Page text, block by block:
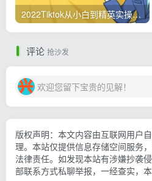
2022Tiktok从小白到精英实操，0-1保姆级实操全程无忧，多种变现赚钱方式
评论 抢沙发
欢迎您留下宝贵的见解！
版权声明：本文内容由互联网用户
理。本站仅提供信息存储空间服务
法律责任。如发现本站有涉嫌抄袭
部联系方式私聊举报，一经查实，本